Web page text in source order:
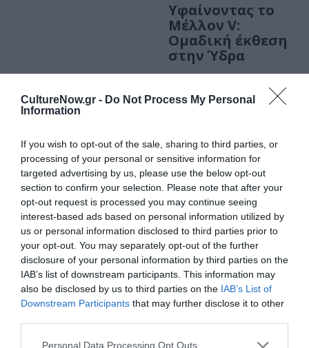
CultureNow.gr - Do Not Process My Personal
Information
If you wish to opt-out of the sale, sharing to third parties, or
processing of your personal or sensitive information for
targeted advertising by us, please use the below opt-out
section to confirm your selection. Please note that after your
opt-out request is processed you may continue seeing
interest-based ads based on personal information utilized by
us or personal information disclosed to third parties prior to
your opt-out. You may separately opt-out of the further
disclosure of your personal information by third parties on the
IAB’s list of downstream participants. This information may
also be disclosed by us to third parties on the IAB’s List of
Downstream Participants that may further disclose it to other
Personal Data Processing Opt Outs
Υφαίνοντας το
Μέλλον V:
Ομαδική έκθεση
στην Ύδρα
…ένα φιλί
αφροστολισμενης:
Ομαδική έκθεση
στην γκαλερί Art
Prisma
ΤΕΧΝΕΣ / ΝΕΑ
Περιμένοντας
τον ναυτικό:
Έκθεση της
Κατερίνας
Κοκκινάκη στον
πολυχώρο Pirée